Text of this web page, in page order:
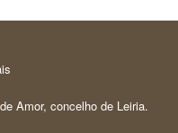
Amor, concelho de Leiria.